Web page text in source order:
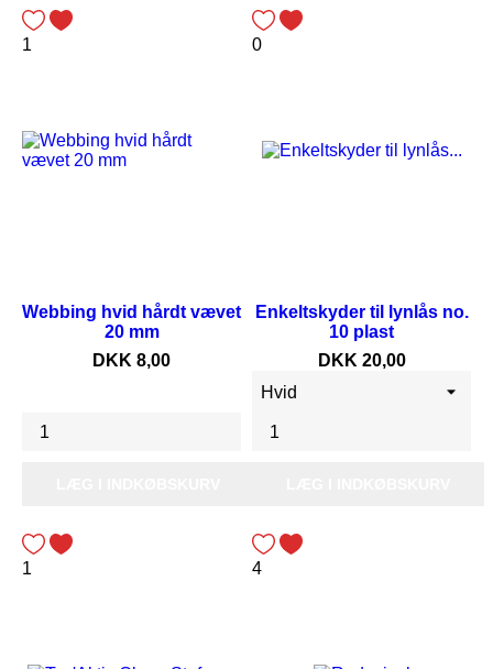
1
Webbing hvid hårdt vævet
20 mm
Pris
DKK 8,00
0
Enkeltskyder til lynlås no.
10 plast
Pris
DKK 20,00
1 4